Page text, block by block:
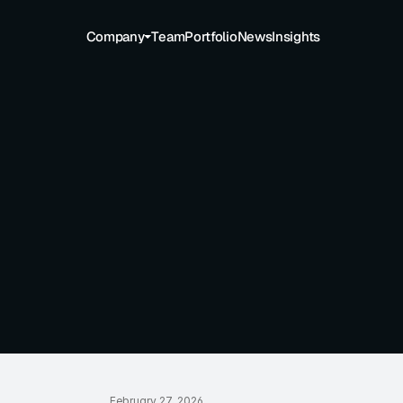
Company TeamPortfolioNewsInsights